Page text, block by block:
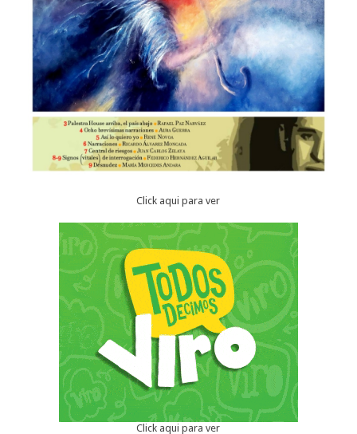
Click aqui para ver
Click aqui para ver